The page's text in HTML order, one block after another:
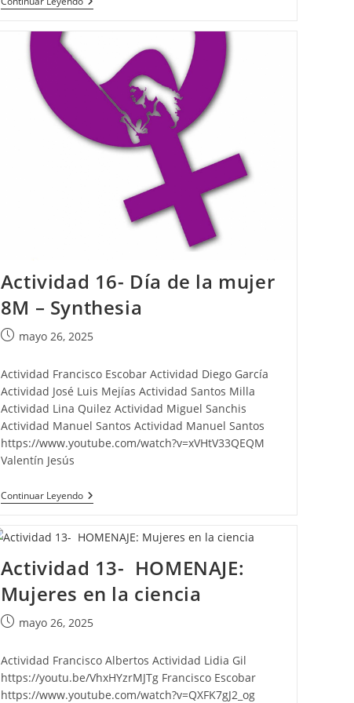
19-
Encadenados
Actividad 16- Día de la mujer
8M – Synthesia
Publicación
la
entrada:
mayo 26, 2025
Actividad Francisco Escobar Actividad Diego García
Actividad José Luis Mejías Actividad Santos Milla
Actividad Lina Quilez Actividad Miguel Sanchis
Actividad Manuel Santos Actividad Manuel Santos
https://www.youtube.com/watch?v=xVHtV33QEQM
Valentín Jesús
Continuar LeyendoActividad
16-
De
La
Mujer
8M
Synthesia
Actividad 13- HOMENAJE:
Mujeres en la ciencia
Publicación
la
entrada:
mayo 26, 2025
Actividad Francisco Albertos Actividad Lidia Gil
https://youtu.be/VhxHYzrMJTg Francisco Escobar
https://www.youtube.com/watch?v=QXFK7gJ2_og